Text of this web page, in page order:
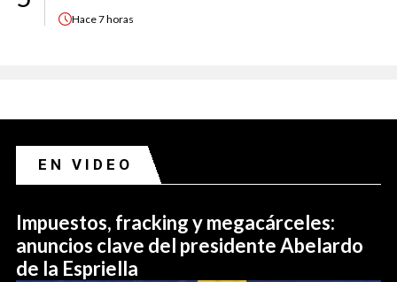
Hace7 horas
EN VIDEO
Impuestos, fracking y megacárceles:
anuncios clave del presidente Abelardo
de la Espriella